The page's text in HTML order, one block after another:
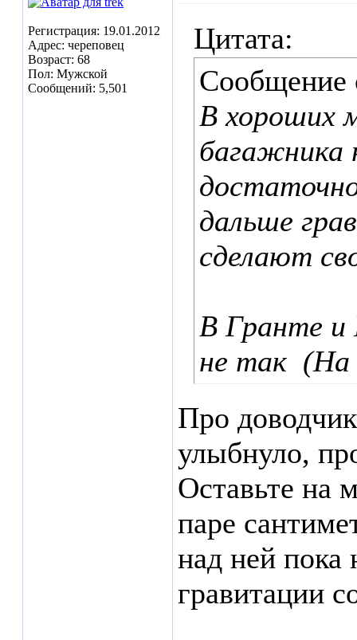
Регистрация: 19.01.2012
Адрес: череповец
Возраст: 68
Пол: Мужской
Сообщений: 5,501
Цитата:
Сообщение
В хороших
багажника
дальше
сделают
В Гранте и
не так (На
Про
улыбнуло,
Оставьте на
паре
над ней пока
гравитации